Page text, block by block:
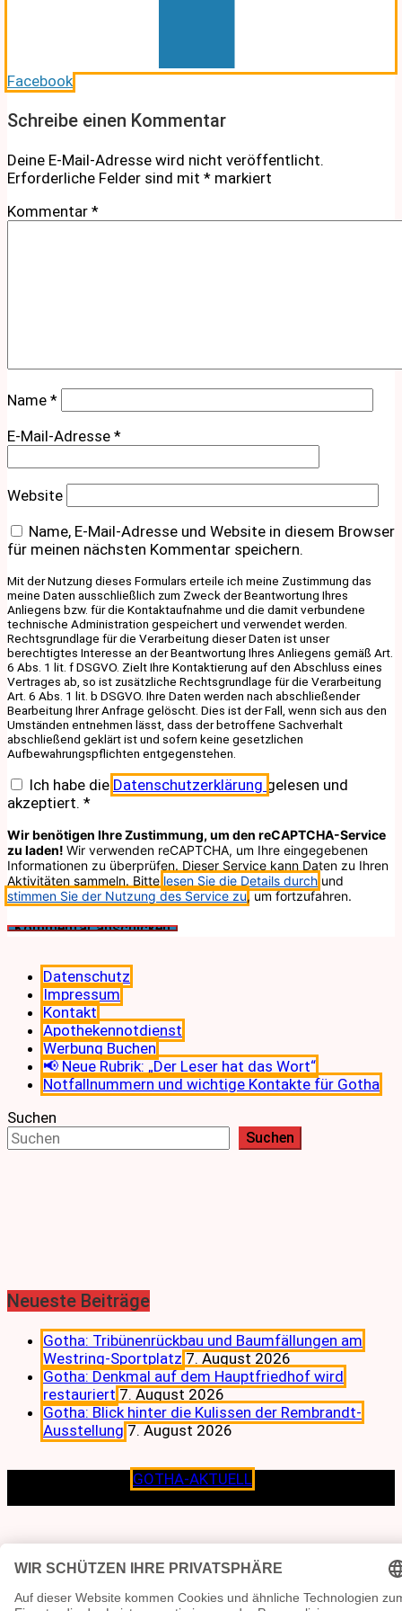
Facebook
Schreibe einen Kommentar
Deine E-Mail-Adresse wird nicht veröffentlicht.
Erforderliche Felder sind mit * markiert
Kommentar *
Name *
E-Mail-Adresse *
Website
Name, E-Mail-Adresse und Website in diesem Browser
für meinen nächsten Kommentar speichern.
Mit der Nutzung dieses Formulars erteile ich meine Zustimmung das
meine Daten ausschließlich zum Zweck der Beantwortung Ihres
Anliegens bzw. für die Kontaktaufnahme und die damit verbundene
technische Administration gespeichert und verwendet werden.
Rechtsgrundlage für die Verarbeitung dieser Daten ist unser
berechtigtes Interesse an der Beantwortung Ihres Anliegens gemäß Art.
6 Abs. 1 lit. f DSGVO. Zielt Ihre Kontaktierung auf den Abschluss eines
Vertrages ab, so ist zusätzliche Rechtsgrundlage für die Verarbeitung
Art. 6 Abs. 1 lit. b DSGVO. Ihre Daten werden nach abschließender
Bearbeitung Ihrer Anfrage gelöscht. Dies ist der Fall, wenn sich aus den
Umständen entnehmen lässt, dass der betroffene Sachverhalt
abschließend geklärt ist und sofern keine gesetzlichen
Aufbewahrungspflichten entgegenstehen.
Ich habe die Datenschutzerklärung gelesen und
akzeptiert. *
Wir benötigen Ihre Zustimmung, um den reCAPTCHA-Service
zu laden! Wir verwenden reCAPTCHA, um Ihre eingegebenen
Informationen zu überprüfen. Dieser Service kann Daten zu Ihren
Aktivitäten sammeln. Bitte lesen Sie die Details durch und
stimmen Sie der Nutzung des Service zu, um fortzufahren.
Datenschutz
Impressum
Kontakt
Apothekennotdienst
Werbung Buchen
📢 Neue Rubrik: „Der Leser hat das Wort“
Notfallnummern und wichtige Kontakte für Gotha
Suchen
Suchen
Neueste Beiträge
Gotha: Tribünenrückbau und Baumfällungen am
Westring-Sportplatz 7. August 2026
Gotha: Denkmal auf dem Hauptfriedhof wird
restauriert 7. August 2026
Gotha: Blick hinter die Kulissen der Rembrandt-
Ausstellung 7. August 2026
GOTHA-AKTUELL
Lokalen verpflichtet.